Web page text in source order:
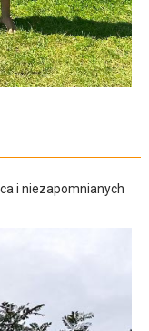
i niezapomnianych